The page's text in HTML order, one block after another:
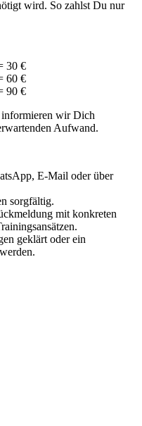
wird. So zahlst Du nur
30 €
60 €
90 €
informieren wir Dich
Aufwand.
E-Mail oder über
sorgfältig.
mit konkreten
geklärt oder ein